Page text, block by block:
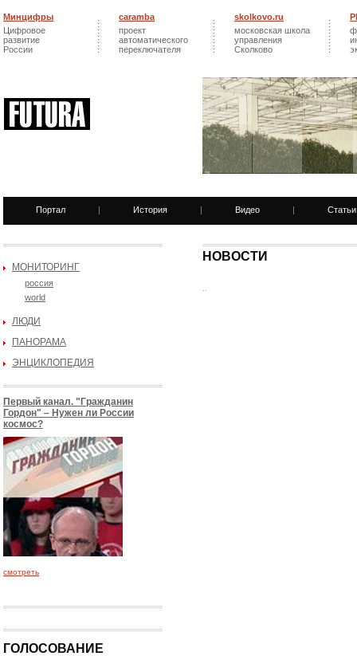
Минцифры
Цифровое
развитие
России
caramba
проект
автоматического
переключателя
skolkovo.ru
московская школа
управления
Сколково
Портал | История | Видео | Статьи
МОНИТОРИНГ
россия
world
ЛЮДИ
ПАНОРАМА
ЭНЦИКЛОПЕДИЯ
Первый канал. "Гражданин
Гордон" – Нужен ли России
космос?
смотреть
ГОЛОСОВАНИЕ
НОВОСТИ
..